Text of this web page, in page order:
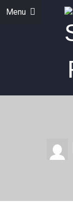
Menu